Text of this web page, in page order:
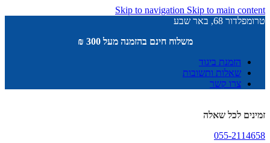
Skip to navigation Skip to main content
טרומפלדור 68, באר שבע
משלוח חינם בהזמנה מעל 300 ₪
הזמנת ביגוד
שאלות ותשובות
צרו קשר
זמינים לכל שאלה
055-2114658